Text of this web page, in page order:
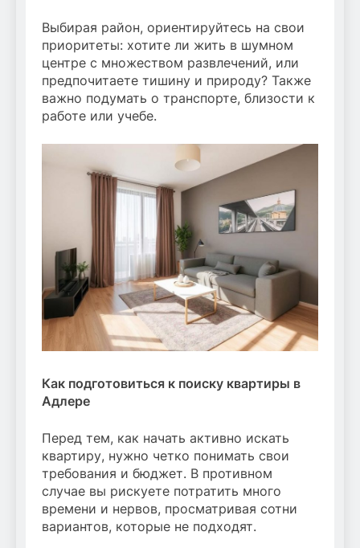
Выбирая район, ориентируйтесь на свои
приоритеты: хотите ли жить в шумном
центре с множеством развлечений, или
предпочитаете тишину и природу? Также
важно подумать о транспорте, близости к
работе или учебе.
Как подготовиться к поиску квартиры в
Адлере
Перед тем, как начать активно искать
квартиру, нужно четко понимать свои
требования и бюджет. В противном
случае вы рискуете потратить много
времени и нервов, просматривая сотни
вариантов, которые не подходят.